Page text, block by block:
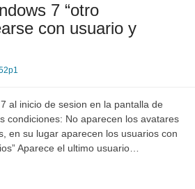
7 “otro
con usuario y
al inicio de sesion en la pantalla de
condiciones: No aparecen los avatares
en su lugar aparecen los usuarios con
Aparece el ultimo usuario…